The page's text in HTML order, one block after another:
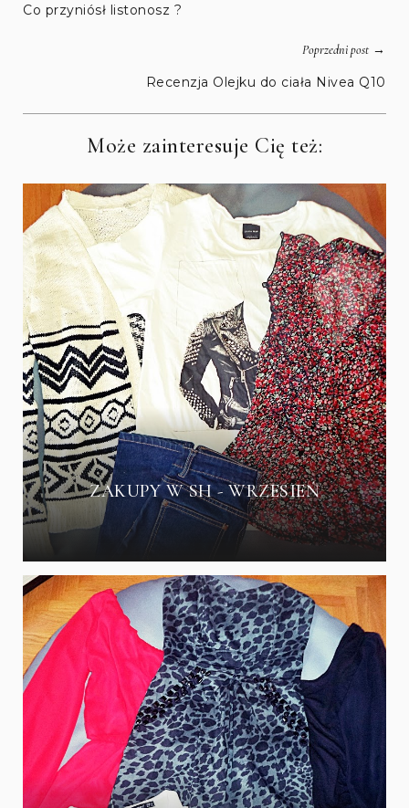
Co przyniósł listonosz ?
Poprzedni post→
Recenzja Olejku do ciała Nivea Q10
Może zainteresuje Cię też:
ZAKUPY W SH - WRZESIEŃ